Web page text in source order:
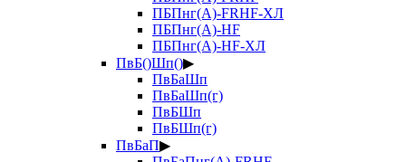
ПБПнг(А)-FRHF-ХЛ
ПБПнг(А)-HF
ПБПнг(А)-HF-ХЛ
ПвБ()Шп()▶
ПвБаШп
ПвБаШп(г)
ПвБШп
ПвБШп(г)
ПвБаП▶